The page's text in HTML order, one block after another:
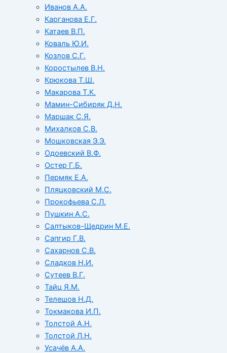
Иванов А.А.
Карганова Е.Г.
Катаев В.П.
Коваль Ю.И.
Козлов С.Г.
Коростылев В.Н.
Крюкова Т.Ш.
Макарова Т.К.
Мамин-Сибиряк Д.Н.
Маршак С.Я.
Михалков С.В.
Мошковская Э.Э.
Одоевский В.Ф.
Остер Г.Б.
Пермяк Е.А.
Пляцковский М.С.
Прокофьева С.Л.
Пушкин А.С.
Салтыков-Щедрин М.Е.
Сапгир Г.В.
Сахарнов С.В.
Сладков Н.И.
Сутеев В.Г.
Тайц Я.М.
Телешов Н.Д.
Токмакова И.П.
Толстой А.Н.
Толстой Л.Н.
Усачёв А.А.